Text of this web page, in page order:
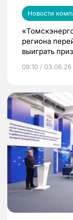
Новости
региона
выиграть
09:10 / 03.08.26